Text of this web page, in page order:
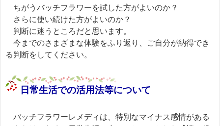
ちがうバッチフラワーを試した方がよいのか？
さらに使い続けた方がよいのか？
判断に迷うところだと思います。
今までのさまざまな体験をふり返り、ご自分が納得でき
る判断をしてください。
日常生活での活用法等について
バッチフラワーレメディは、特別なマイナス感情がある